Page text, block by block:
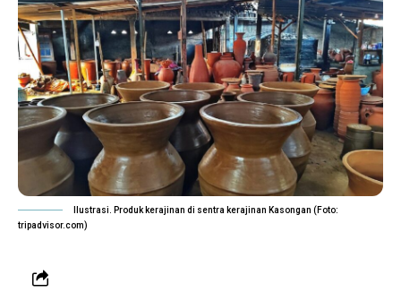
Ilustrasi. Produk kerajinan di sentra kerajinan Kasongan (Foto:
tripadvisor.com)